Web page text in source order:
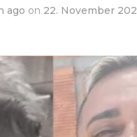
ago on 22. November